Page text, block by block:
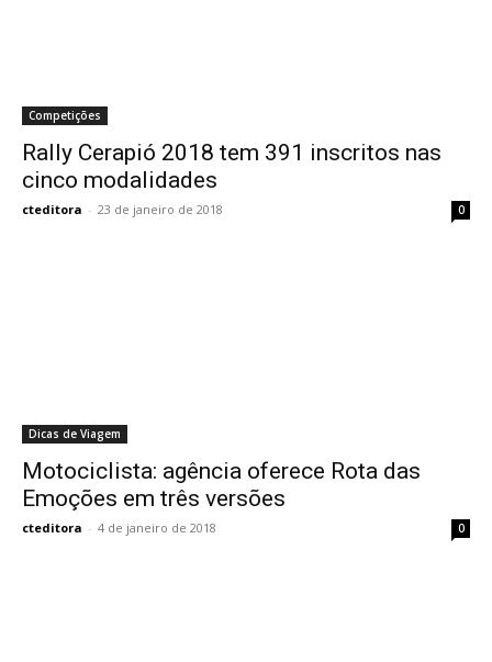
Competições
Rally Cerapió 2018 tem 391 inscritos nas
cinco modalidades
cteditora - 23 de janeiro de 2018 0
Dicas de Viagem
Motociclista: agência oferece Rota das
Emoções em três versões
cteditora - 4 de janeiro de 2018 0